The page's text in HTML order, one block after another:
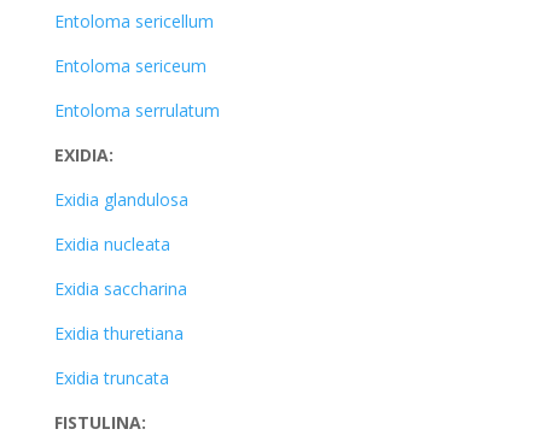
Entoloma sericellum
Entoloma sericeum
Entoloma serrulatum
EXIDIA:
Exidia glandulosa
Exidia nucleata
Exidia saccharina
Exidia thuretiana
Exidia truncata
FISTULINA: